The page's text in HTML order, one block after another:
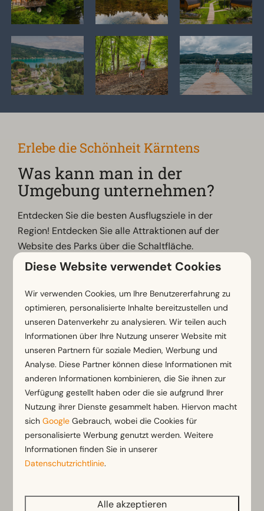
Erlebe die Schönheit Kärntens
Was kann man in der
Umgebung unternehmen?
Entdecken Sie die besten Ausflugsziele in der
Region! Entdecken Sie alle Attraktionen auf der
Website des Parks über die Schaltfläche.
Klagenfurt Zauberwald
Mehr dazu auf der Website von EuroParcs
Diese Website verwendet Cookies
Wir verwenden Cookies, um Ihre Benutzererfahrung zu
optimieren, personalisierte Inhalte bereitzustellen und
unseren Datenverkehr zu analysieren. Wir teilen auch
Informationen über Ihre Nutzung unserer Website mit
unseren Partnern für soziale Medien, Werbung und
Analyse. Diese Partner können diese Informationen mit
anderen Informationen kombinieren, die Sie ihnen zur
Verfügung gestellt haben oder die sie aufgrund Ihrer
Nutzung ihrer Dienste gesammelt haben. Hiervon macht
sichGoogle Gebrauch, wobei die Cookies für
personalisierte Werbung genutzt werden. Weitere
Informationen finden Sie in unserer
Datenschutzrichtlinie.
Alle akzeptieren